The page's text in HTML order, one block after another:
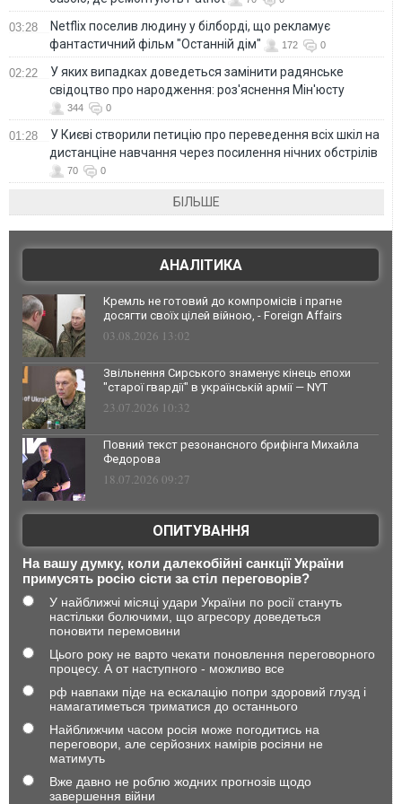
03:28
Netflix поселив людину у білборді, що рекламує
фантастичний фільм "Останній дім"
172 0
02:22
У яких випадках доведеться замінити радянське
свідоцтво про народження: роз'яснення Мін'юсту
344 0
01:28
У Києві створили петицію про переведення всіх шкіл на
дистанціне навчання через посилення нічних обстрілів
70 0
БІЛЬШЕ
АНАЛІТИКА
Кремль не готовий до компромісів і прагне
досягти своїх цілей війною, - Foreign Affairs
03.08.2026 13:02
Звільнення Сирського знаменує кінець епохи
"старої гвардії" в українській армії — NYT
23.07.2026 10:32
Повний текст резонансного брифінга Михайла
Федорова
18.07.2026 09:27
ОПИТУВАННЯ
На вашу думку, коли далекобійні санкції України
примусять росію сісти за стіл переговорів?
У найближчі місяці удари України по росії стануть
настільки болючими, що агресору доведеться
поновити перемовини
Цього року не варто чекати поновлення переговорного
процесу. А от наступного - можливо все
рф навпаки піде на ескалацію попри здоровий глузд і
намагатиметься триматися до останнього
Найближчим часом росія може погодитись на
переговори, але серйозних намірів росіяни не
матимуть
Вже давно не роблю жодних прогнозів щодо
завершення війни